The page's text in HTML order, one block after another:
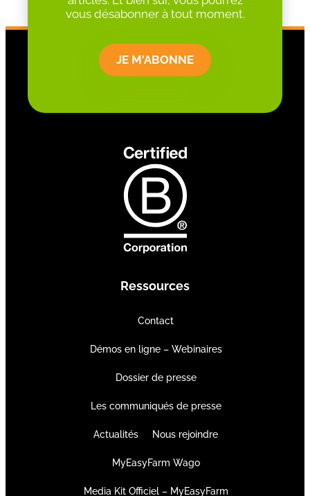
vous désabonner à tout moment.
JE M'ABONNE
Ressources
Contact
Démos en ligne – Webinaires
Dossier de presse
Les communiqués de presse
Actualités Nous rejoindre
MyEasyFarm Wago
Media Kit Officiel – MyEasyFarm